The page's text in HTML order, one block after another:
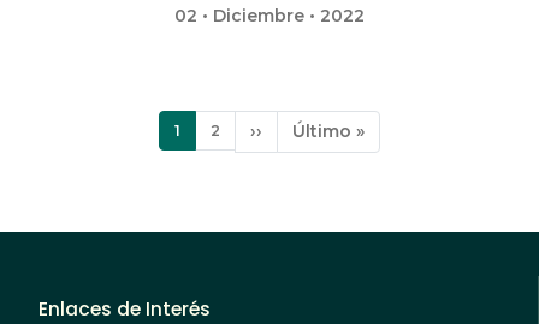
02 • Diciembre • 2022
Paginación
Página
actual
1 Página
2
Siguiente
página
››
Última
página
Último »
Enlaces de Interés